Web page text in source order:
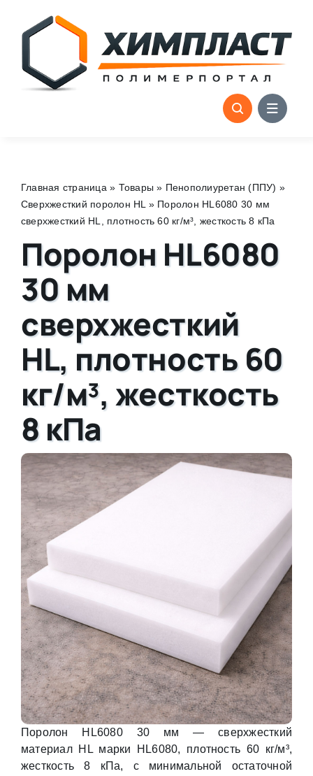
content
Главная страница » Товары » Пенополиуретан (ППУ) »
Сверхжесткий поролон HL » Поролон HL6080 30 мм
сверхжесткий HL, плотность 60 кг/м³, жесткость 8 кПа
Поролон HL6080
30 мм
сверхжесткий
HL, плотность 60
кг/м³, жесткость
8 кПа
Поролон HL6080 30 мм — сверхжесткий
материал HL марки HL6080, плотность 60 кг/м³,
жесткость 8 кПа, с минимальной остаточной